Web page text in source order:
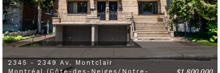
2345 - 2349 Av. Montclair
Montréal (Côte-des-Neiges/Notre-